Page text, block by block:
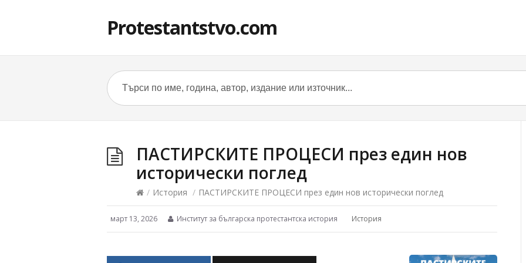
Protestantstvo.com
ПАСТИРСКИТЕ ПРОЦЕСИ през един нов
исторически поглед
/ История / ПАСТИРСКИТЕ ПРОЦЕСИ през един нов исторически поглед
март 13, 2026 Институт за българска протестантска история История